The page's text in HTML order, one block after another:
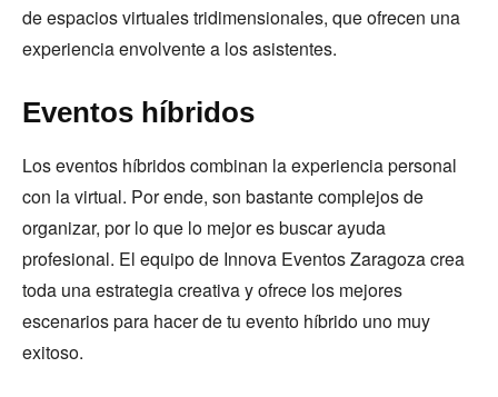
de espacios virtuales tridimensionales, que ofrecen una
experiencia envolvente a los asistentes.
Eventos híbridos
Los eventos híbridos combinan la experiencia personal
con la virtual. Por ende, son bastante complejos de
organizar, por lo que lo mejor es buscar ayuda
profesional. El equipo de Innova Eventos Zaragoza crea
toda una estrategia creativa y ofrece los mejores
escenarios para hacer de tu evento híbrido uno muy
exitoso.